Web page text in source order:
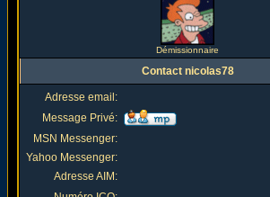
Démissionnaire
Contact nicolas78
Adresse email:
Message Privé:
MSN Messenger:
Yahoo Messenger:
Adresse AIM: